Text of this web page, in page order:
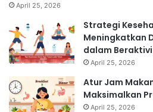
April 25, 2026
Strategi
Meningkatkan
dalam
April 25, 2026
Atur Jam
Maksimalkan
April 25, 2026